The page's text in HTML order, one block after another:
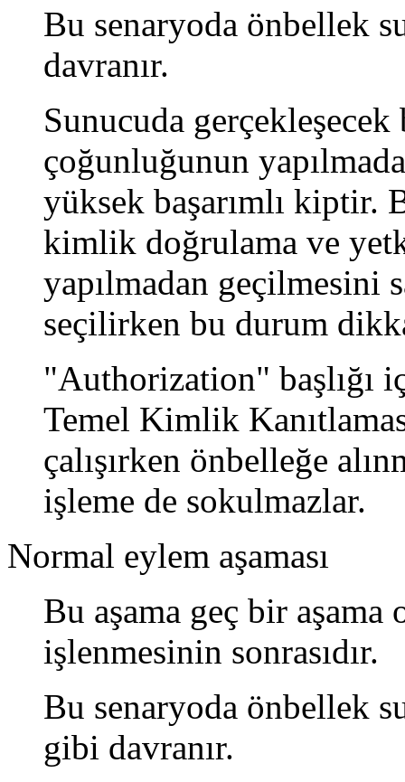
Bu senaryoda önbellek
davranır.
Sunucuda
çoğunluğunun
yüksek başarımlı kiptir.
kimlik doğrulama ve
yapılmadan geçilmesini
seçilirken bu durum
"Authorization" başlığı
Temel Kimlik
çalışırken önbelleğe
işleme de sokulmazlar.
Normal eylem aşaması
Bu aşama geç bir
işlenmesinin sonrasıdır.
Bu senaryoda önbellek
gibi davranır.